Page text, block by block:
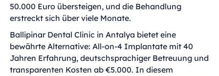
50.000 Euro übersteigen, und die Behandlung
erstreckt sich über viele Monate.
Ballipinar Dental Clinic in Antalya bietet eine
bewährte Alternative: All-on-4 Implantate mit 40
Jahren Erfahrung, deutschsprachiger Betreuung und
transparenten Kosten ab €5.000. In diesem